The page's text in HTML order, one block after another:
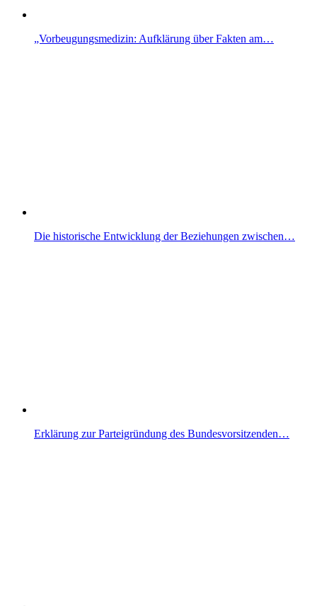
„Vorbeugungsmedizin: Aufklärung über Fakten am…
Die historische Entwicklung der Beziehungen zwischen…
Erklärung zur Parteigründung des Bundesvorsitzenden…